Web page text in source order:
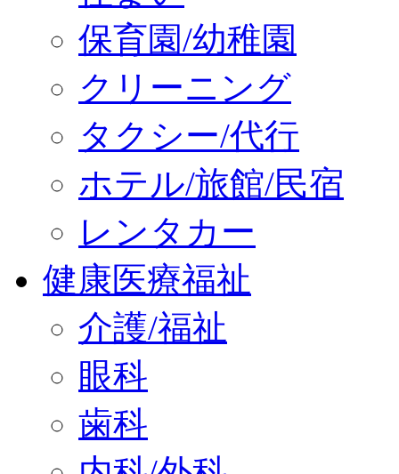
保育園/幼稚園
クリーニング
タクシー/代行
ホテル/旅館/民宿
レンタカー
健康医療福祉
介護/福祉
眼科
歯科